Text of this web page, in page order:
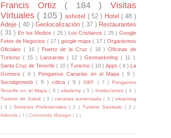
Francis Ortiz ( 184 )Visitas
Virtuales ( 105 )ashotel ( 52 ) Hotel ( 48 )
Adeje ( 40 ) Geolocalización ( 37 ) Restaurantes
( 31 ) En los Medios ( 25 ) Los Cristianos( 25 )Google
Fotos de Negocios ( 17 )google maps( 17 )Organismos
Oficiales ( 16 ) Puerto de la Cruz ( 16 )Oficinas de
Turismo ( 15 ) Lanzarote ( 12 ) Geomarketing ( 11 )
Santa Cruz de Tenerife( 10 )Turismo ( 10 ) Apps ( 9 )
La
Gomera ( 9 ) Pongamos Canarias en el Mapa ( 9 )
Socialgeoweb( 9 ) cdtca ( 9 )GBP ( 7 )Pongamos
Tenerife en el Mapa( 6 )eliademy ( 5 ) Instituciones( 4 )
Turismo de Salud ( 3 )canarias aumentada( 3 )elearning
( 3 )Servicios Profesionales( 2 ) Turismo Sanitario ( 2 )
Adwords ( 1 ) Community Manager ( 1 )